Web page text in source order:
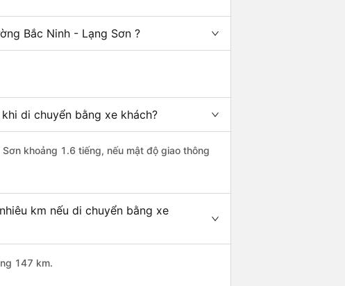
Bắc Ninh - Lạng Sơn ?
di chuyển bằng xe khách?
khoảng 1.6 tiếng, nếu mật độ giao thông
km nếu di chuyển bằng xe
147 km.